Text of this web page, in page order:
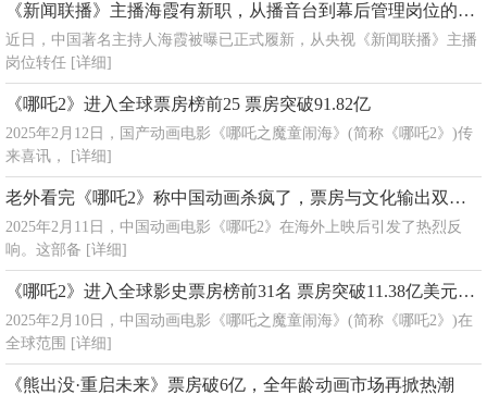
《新闻联播》主播海霞有新职，从播音台到幕后管理岗位的华丽转身
近日，中国著名主持人海霞被曝已正式履新，从央视《新闻联播》主播
岗位转任 [详细]
《哪吒2》进入全球票房榜前25 票房突破91.82亿
2025年2月12日，国产动画电影《哪吒之魔童闹海》(简称《哪吒2》)传
来喜讯，
[详细]
老外看完《哪吒2》称中国动画杀疯了，票房与文化输出双丰收
2025年2月11日，中国动画电影《哪吒2》在海外上映后引发了热烈反
响。这部备 [详细]
《哪吒2》进入全球影史票房榜前31名 票房突破11.38亿美元，中国动画电影再创辉煌
2025年2月10日，中国动画电影《哪吒之魔童闹海》(简称《哪吒2》)在
全球范围 [详细]
《熊出没·重启未来》票房破6亿，全年龄动画市场再掀热潮